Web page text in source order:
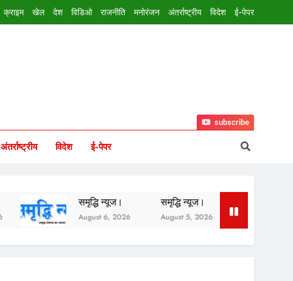
क्राइम खेल देश विडिओ राजनीति मनोरंजन अंतर्राष्ट्रीय विदेश ई-पेपर
अंतर्राष्ट्रीय विदेश ई-पेपर
subscribe
समृद्धि न्यूज।
August 6, 2026
समृद्धि न्यूज।
August 5, 2026 August 3, 2026